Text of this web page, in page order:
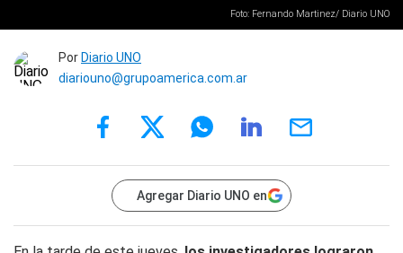
Foto: Fernando Martinez/ Diario UNO
Por Diario UNO
diariouno@grupoamerica.com.ar
Agregar Diario UNO en